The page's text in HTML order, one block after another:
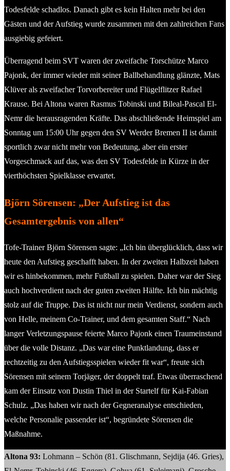
Todesfelde schadlos. Danach gibt es kein Halten mehr bei den
Gästen und der Aufstieg wurde zusammen mit den zahlreichen Fans
ausgiebig gefeiert.
Überragend beim SVT waren der zweifache Torschütze Marco
Pajonk, der immer wieder mit seiner Ballbehandlung glänzte, Mats
Klüver als zweifacher Torvorbereiter und Flügelflitzer Rafael
Krause. Bei Altona waren Rasmus Tobinski und Bileal-Pascal El-
Nemr die herausragenden Kräfte. Das abschließende Heimspiel am
Sonntag um 15:00 Uhr gegen den SV Werder Bremen II ist damit
sportlich zwar nicht mehr von Bedeutung, aber ein erster
Vorgeschmack auf das, was den SV Todesfelde in Kürze in der
vierthöchsten Spielklasse erwartet.
Björn Sörensen: „Der Aufstieg ist das
Gesamtergebnis von allen“
Tofe-Trainer Björn Sörensen sagte: „Ich bin überglücklich, dass wir
heute den Aufstieg geschafft haben. In der zweiten Halbzeit haben
wir es hinbekommen, mehr Fußball zu spielen. Daher war der Sieg
auch hochverdient nach der guten zweiten Hälfte. Ich bin mächtig
stolz auf die Truppe. Das ist nicht nur mein Verdienst, sondern auch
von Helle, meinem Co-Trainer, und dem gesamten Staff.“ Nach
langer Verletzungspause feierte Marco Pajonk einen Traumeinstand
über die volle Distanz. „Das war eine Punktlandung, dass er
rechtzeitig zu den Aufstiegsspielen wieder fit war“, freute sich
Sörensen mit seinem Torjäger, der doppelt traf. Etwas überraschend
kam der Einsatz von Dustin Thiel in der Startelf für Kai-Fabian
Schulz. „Das haben wir nach der Gegneranalyse entschieden,
welche Personalie passender ist“, begründete Sörensen die
Maßnahme.
Altona 93: Lohmann – Schön (81. Glischmann, Sejdija (46. Gries),